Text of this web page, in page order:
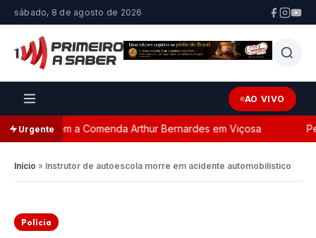
sábado, 8 de agosto de 2026
AO VIVO
Urgentecom a Comenda Arthur Bernardes em Viçosa
Início » Instrutor de autoescola morre em acidente automobilístico
Polícia